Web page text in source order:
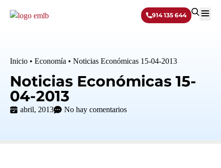
914 135 644
Inicio • Economía • Noticias Económicas 15-04-2013
Noticias Económicas 15-
04-2013
abril, 2013 No hay comentarios